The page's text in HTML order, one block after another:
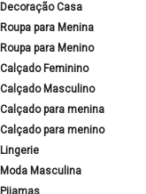
Decoração Casa
Roupa para Menina
Roupa para Menino
Calçado Feminino
Calçado Masculino
Calçado para menina
Calçado para menino
Lingerie
Moda Masculina
Pijamas